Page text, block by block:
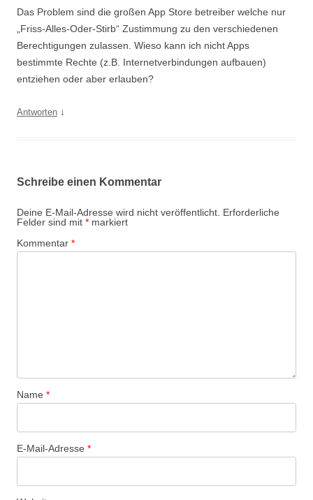
Das Problem sind die großen App Store betreiber welche nur
„Friss-Alles-Oder-Stirb“ Zustimmung zu den verschiedenen
Berechtigungen zulassen. Wieso kann ich nicht Apps
bestimmte Rechte (z.B. Internetverbindungen aufbauen)
entziehen oder aber erlauben?
Antworten ↓
Schreibe einen Kommentar
Deine E-Mail-Adresse wird nicht veröffentlicht. Erforderliche
Felder sind mit * markiert
Kommentar *
Name *
E-Mail-Adresse *